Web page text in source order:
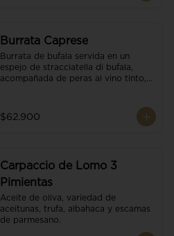
Burrata Caprese
Burrata de bufala servida en un
espejo de stracciatella di bufala,
acompañada de peras al vino tinto,
pesto y reducción de balsámico.
$62.900
Carpaccio de Lomo 3
Pimientas
Aceite de oliva, variedad de
aceitunas, trufa, albahaca y escamas
de parmesano.